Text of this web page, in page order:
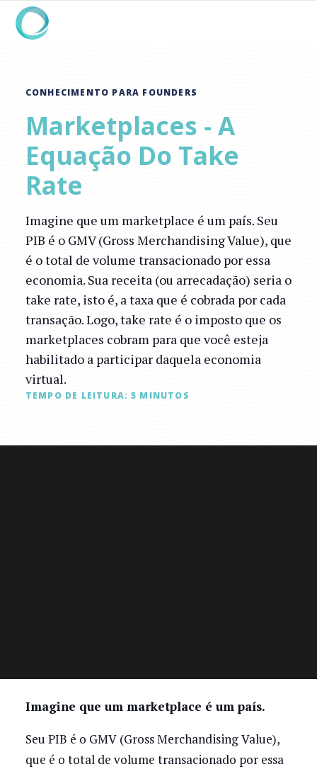
CONHECIMENTO PARA FOUNDERS
Marketplaces - A
Equação Do Take
Rate
Imagine que um marketplace é um país. Seu
PIB é o GMV (Gross Merchandising Value), que
é o total de volume transacionado por essa
economia. Sua receita (ou arrecadação) seria o
take rate, isto é, a taxa que é cobrada por cada
transação. Logo, take rate é o imposto que os
marketplaces cobram para que você esteja
habilitado a participar daquela economia
virtual.
TEMPO DE LEITURA: 5 MINUTOS
Imagine que um marketplace é um país.
Seu PIB é o GMV (Gross Merchandising Value),
que é o total de volume transacionado por essa